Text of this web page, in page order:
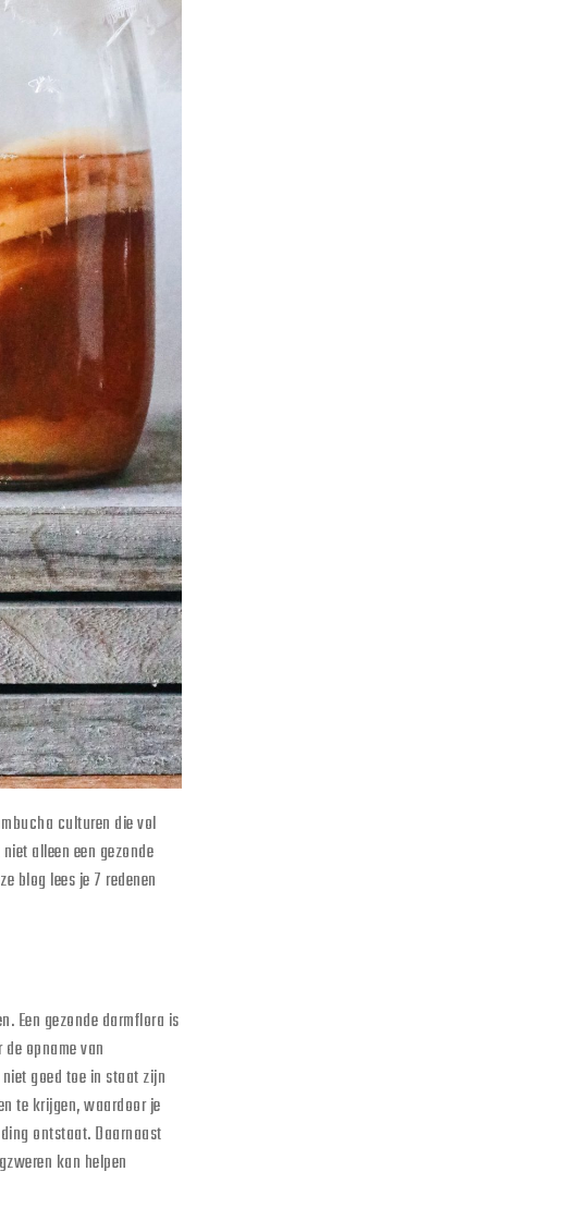
culturen die vol
alleen een gezonde
blog lees je 7 redenen
Een gezonde darmflora is
opname van
goed toe in staat zijn
te krijgen, waardoor je
ontstaat. Daarnaast
kan helpen